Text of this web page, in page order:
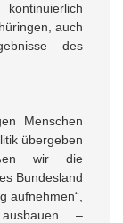
auch
des
Menschen
übergeben
wir die
Bundesland
aufnehmen“,
ausbauen –